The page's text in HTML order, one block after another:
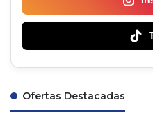
Ofertas Destacadas